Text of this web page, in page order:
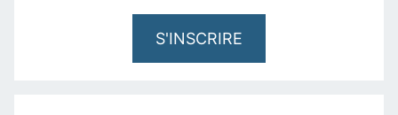
S'INSCRIRE